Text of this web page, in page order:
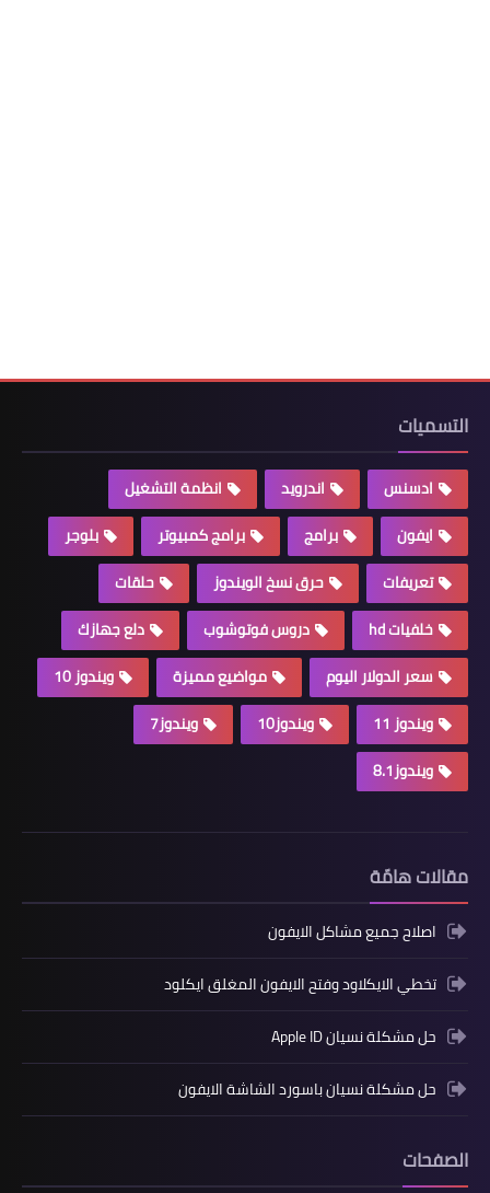
التسميات
ادسنس اندرويد
انظمة التشغيل
ايفون
برامج برامج كمبيوتر
بلوجر
تعريفات
حرق نسخ الويندوز
حلقات
خلفيات hd
دروس فوتوشوب
دلع جهازك
سعر الدولار اليوم
مواضيع مميزة
ويندوز 10
ويندوز 11
ويندوز10
ويندوز7
ويندوز8.1
مقالات هامّة
اصلاح جميع مشاكل الايفون
تخطي الايكلاود وفتح الايفون المغلق ايكلود
حل مشكلة نسيان Apple ID
حل مشكلة نسيان باسورد الشاشة الايفون
الصفحات